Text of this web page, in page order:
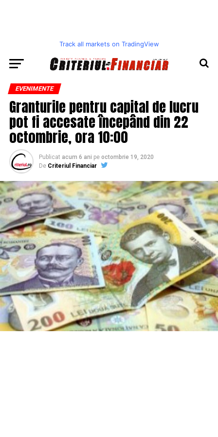
Track all markets on TradingView
EVENIMENTE
Granturile pentru capital de lucru
pot fi accesate începând din 22
octombrie, ora 10:00
Publicat acum 6 ani pe octombrie 19, 2020
De Criteriul Financiar